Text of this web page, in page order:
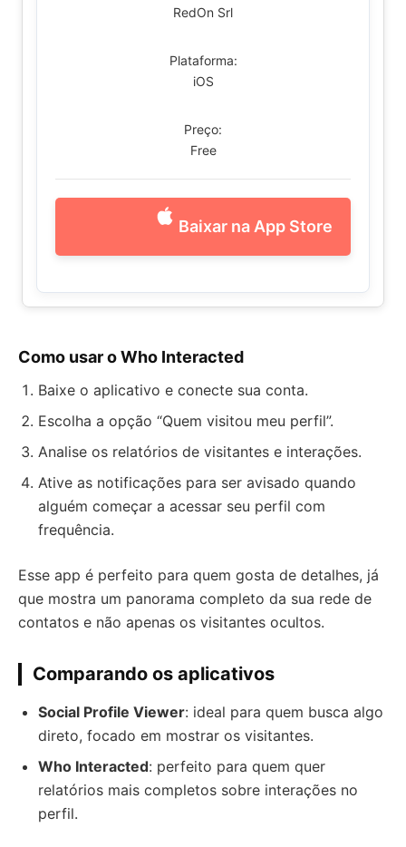
RedOn Srl
Plataforma:
iOS
Preço:
Free
Baixar na App Store
Como usar o Who Interacted
Baixe o aplicativo e conecte sua conta.
Escolha a opção “Quem visitou meu perfil”.
Analise os relatórios de visitantes e interações.
Ative as notificações para ser avisado quando
alguém começar a acessar seu perfil com
frequência.
Esse app é perfeito para quem gosta de detalhes, já
que mostra um panorama completo da sua rede de
contatos e não apenas os visitantes ocultos.
Comparando os aplicativos
Social Profile Viewer: ideal para quem busca algo
direto, focado em mostrar os visitantes.
Who Interacted: perfeito para quem quer
relatórios mais completos sobre interações no
perfil.